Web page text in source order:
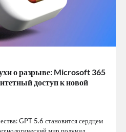
о разрыве: Microsoft 365
доступ к новой
GPT 5.6 становится сердцем